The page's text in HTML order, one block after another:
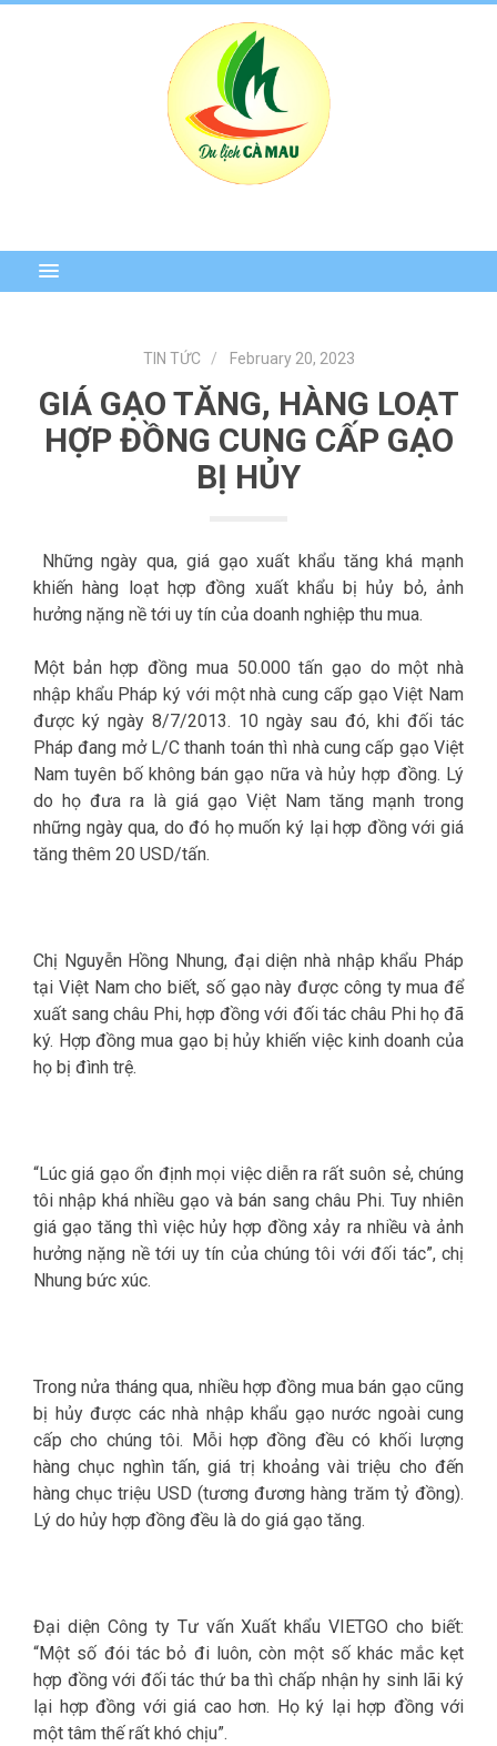
TIN TỨC February 20, 2023
GIÁ GẠO TĂNG, HÀNG LOẠT
HỢP ĐỒNG CUNG CẤP GẠO
BỊ HỦY
Những ngày qua, giá gạo xuất khẩu tăng khá mạnh
khiến hàng loạt hợp đồng xuất khẩu bị hủy bỏ, ảnh
hưởng nặng nề tới uy tín của doanh nghiệp thu mua.
Một bản hợp đồng mua 50.000 tấn gạo do một nhà
nhập khẩu Pháp ký với một nhà cung cấp gạo Việt Nam
được ký ngày 8/7/2013. 10 ngày sau đó, khi đối tác
Pháp đang mở L/C thanh toán thì nhà cung cấp gạo Việt
Nam tuyên bố không bán gạo nữa và hủy hợp đồng. Lý
do họ đưa ra là giá gạo Việt Nam tăng mạnh trong
những ngày qua, do đó họ muốn ký lại hợp đồng với giá
tăng thêm 20 USD/tấn.
Chị Nguyễn Hồng Nhung, đại diện nhà nhập khẩu Pháp
tại Việt Nam cho biết, số gạo này được công ty mua để
xuất sang châu Phi, hợp đồng với đối tác châu Phi họ đã
ký. Hợp đồng mua gạo bị hủy khiến việc kinh doanh của
họ bị đình trệ.
“Lúc giá gạo ổn định mọi việc diễn ra rất suôn sẻ, chúng
tôi nhập khá nhiều gạo và bán sang châu Phi. Tuy nhiên
giá gạo tăng thì việc hủy hợp đồng xảy ra nhiều và ảnh
hưởng nặng nề tới uy tín của chúng tôi với đối tác”, chị
Nhung bức xúc.
Trong nửa tháng qua, nhiều hợp đồng mua bán gạo cũng
bị hủy được các nhà nhập khẩu gạo nước ngoài cung
cấp cho chúng tôi. Mỗi hợp đồng đều có khối lượng
hàng chục nghìn tấn, giá trị khoảng vài triệu cho đến
hàng chục triệu USD (tương đương hàng trăm tỷ đồng).
Lý do hủy hợp đồng đều là do giá gạo tăng.
Đại diện Công ty Tư vấn Xuất khẩu VIETGO cho biết:
“Một số đói tác bỏ đi luôn, còn một số khác mắc kẹt
hợp đồng với đối tác thứ ba thì chấp nhận hy sinh lãi ký
lại hợp đồng với giá cao hơn. Họ ký lại hợp đồng với
một tâm thế rất khó chịu”.